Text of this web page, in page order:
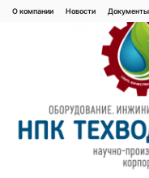
Перейти
О компании Новости Документы